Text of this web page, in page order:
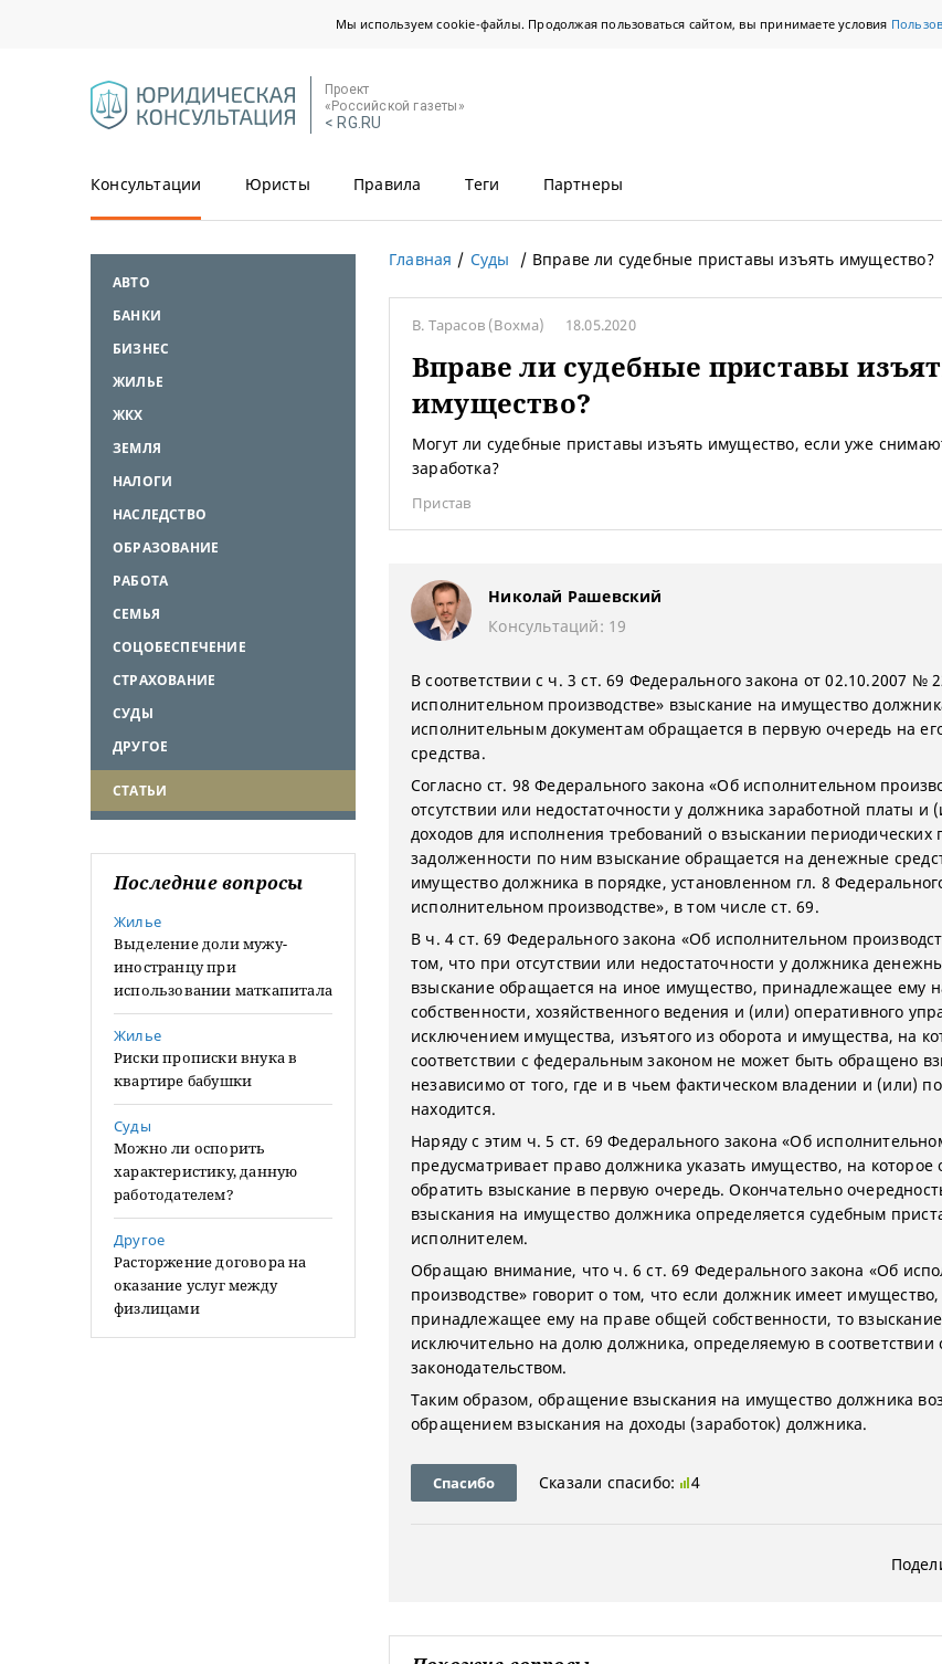
Мы используем cookie-файлы. Продолжая пользоваться сайтом, вы принимаете условия
Проект
«Российской газеты»
< RG.RU
Консультации Юристы Правила Теги Партнеры
АВТО
БАНКИ
БИЗНЕС
ЖИЛЬЕ
ЖКХ
ЗЕМЛЯ
НАЛОГИ
НАСЛЕДСТВО
ОБРАЗОВАНИЕ
РАБОТА
СЕМЬЯ
СОЦОБЕСПЕЧЕНИЕ
СТРАХОВАНИЕ
СУДЫ
ДРУГОЕ
СТАТЬИ
Последние вопросы
Жилье
Выделение доли мужу-
иностранцу при
использовании маткапитала
Жилье
Риски прописки внука в
квартире бабушки
Суды
Можно ли оспорить
характеристику, данную
работодателем?
Другое
Расторжение договора на
оказание услуг между
физлицами
Главная Суды Вправе ли судебные приставы изъять имущество?
В. Тарасов (Вохма) 18.05.2020
Вправе ли судебные приставы
имущество?
Могут ли судебные приставы изъять имущество, если уже
заработка?
Пристав
Николай Рашевский
Консультаций: 19
В соответствии с ч. 3 ст. 69 Федерального закона от 02.10.2007 №
исполнительном производстве» взыскание на имущество
исполнительным документам обращается в первую очередь на
средства.
Согласно ст. 98 Федерального закона «Об исполнительном
отсутствии или недостаточности у должника заработной платы и
доходов для исполнения требований о взыскании периодических
задолженности по ним взыскание обращается на денежные
имущество должника в порядке, установленном гл. 8
исполнительном производстве», в том числе ст. 69.
В ч. 4 ст. 69 Федерального закона «Об исполнительном
том, что при отсутствии или недостаточности у должника
взыскание обращается на иное имущество, принадлежащее ему
собственности, хозяйственного ведения и (или) оперативного
исключением имущества, изъятого из оборота и имущества, на
соответствии с федеральным законом не может быть обращено
независимо от того, где и в чьем фактическом владении и (или)
находится.
Наряду с этим ч. 5 ст. 69 Федерального закона «Об
предусматривает право должника указать имущество, на которое
обратить взыскание в первую очередь. Окончательно
взыскания на имущество должника определяется судебным
исполнителем.
Обращаю внимание, что ч. 6 ст. 69 Федерального закона «Об
производстве» говорит о том, что если должник имеет имущество,
принадлежащее ему на праве общей собственности, то
исключительно на долю должника, определяемую в
законодательством.
Таким образом, обращение взыскания на имущество должника
обращением взыскания на доходы (заработок) должника.
Спасибо Сказали спасибо: 4